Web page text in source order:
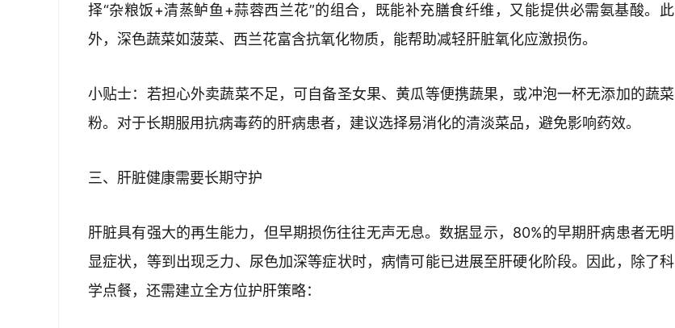
择“杂粮饭+清蒸鲈鱼+蒜蓉西兰花”的组合，既能补充膳食纤维，又能提供必需氨基酸。此
外，深色蔬菜如菠菜、西兰花富含抗氧化物质，能帮助减轻肝脏氧化应激损伤。
小贴士：若担心外卖蔬菜不足，可自备圣女果、黄瓜等便携蔬果，或冲泡一杯无添加的蔬菜
粉。对于长期服用抗病毒药的肝病患者，建议选择易消化的清淡菜品，避免影响药效。
三、肝脏健康需要长期守护
肝脏具有强大的再生能力，但早期损伤往往无声无息。数据显示，80%的早期肝病患者无明
显症状，等到出现乏力、尿色加深等症状时，病情可能已进展至肝硬化阶段。因此，除了科
学点餐，还需建立全方位护肝策略：